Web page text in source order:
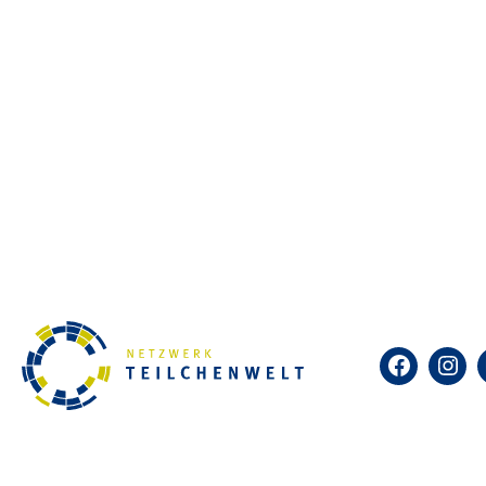
Facebook
Selbst kosmische Teilchen
Netzwerk Teilchenwelt bietet
ist das Identifizieren und
Zum Kalender hinzufügen